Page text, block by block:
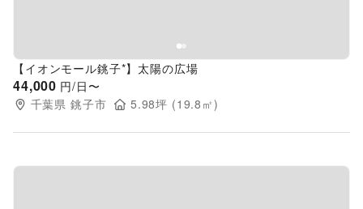
【イオンモール銚子*】太陽の広場
44,000 円/日〜
千葉県 銚子市 5.98坪 (19.8 ㎡)